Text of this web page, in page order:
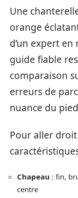
Une
orange
d’un expert en
guide fiable
comparaison
erreurs de
nuance du
Pour aller
Chapeau : fin,
centre